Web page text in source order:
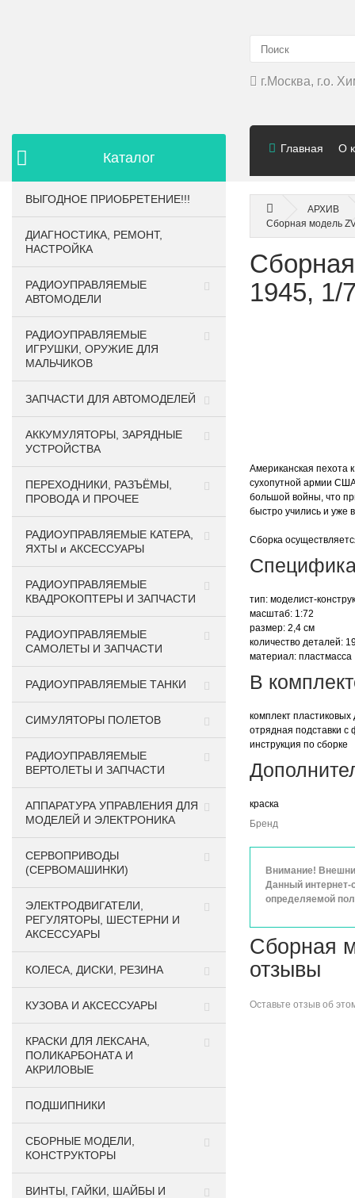
г.Москва, г.о.
Главная О
Каталог
ВЫГОДНОЕ ПРИОБРЕТЕНИЕ!!!
ДИАГНОСТИКА, РЕМОНТ,
НАСТРОЙКА
РАДИОУПРАВЛЯЕМЫЕ
АВТОМОДЕЛИ
РАДИОУПРАВЛЯЕМЫЕ
ИГРУШКИ, ОРУЖИЕ ДЛЯ
МАЛЬЧИКОВ
ЗАПЧАСТИ ДЛЯ АВТОМОДЕЛЕЙ
АККУМУЛЯТОРЫ, ЗАРЯДНЫЕ
УСТРОЙСТВА
ПЕРЕХОДНИКИ, РАЗЪЁМЫ,
ПРОВОДА И ПРОЧЕЕ
РАДИОУПРАВЛЯЕМЫЕ КАТЕРА,
ЯХТЫ и АКСЕССУАРЫ
РАДИОУПРАВЛЯЕМЫЕ
КВАДРОКОПТЕРЫ И ЗАПЧАСТИ
РАДИОУПРАВЛЯЕМЫЕ
САМОЛЕТЫ И ЗАПЧАСТИ
РАДИОУПРАВЛЯЕМЫЕ ТАНКИ
СИМУЛЯТОРЫ ПОЛЕТОВ
РАДИОУПРАВЛЯЕМЫЕ
ВЕРТОЛЕТЫ И ЗАПЧАСТИ
АППАРАТУРА УПРАВЛЕНИЯ ДЛЯ
МОДЕЛЕЙ И ЭЛЕКТРОНИКА
СЕРВОПРИВОДЫ
(СЕРВОМАШИНКИ)
ЭЛЕКТРОДВИГАТЕЛИ,
РЕГУЛЯТОРЫ, ШЕСТЕРНИ И
АКСЕССУАРЫ
КОЛЕСА, ДИСКИ, РЕЗИНА
КУЗОВА И АКСЕССУАРЫ
КРАСКИ ДЛЯ ЛЕКСАНА,
ПОЛИКАРБОНАТА И
АКРИЛОВЫЕ
ПОДШИПНИКИ
CБОРНЫЕ МОДЕЛИ,
КОНСТРУКТОРЫ
ВИНТЫ, ГАЙКИ, ШАЙБЫ И
АРХИВ
Сборная модель
1945, 1/
Американская пехота
сухопутной армии
большой войны, что
быстро учились и уже
Сборка
тип: моделист-
масштаб: 1:72
размер: 2,4 см
количество деталей:
материал: пластмасса
В
комплект
отрядная подставки с
инструкция по сборке
краска
Бренд
Внимание!
Данный интернет-
определяемой
Сборная
отзывы
Оставьте отзыв об